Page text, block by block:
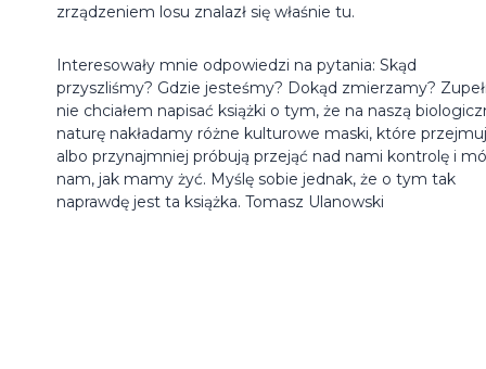
zrządzeniem losu znalazł się właśnie tu.
Interesowały mnie odpowiedzi na pytania: Skąd
przyszliśmy? Gdzie jesteśmy? Dokąd zmierzamy?
nie chciałem napisać książki o tym, że na naszą
naturę nakładamy różne kulturowe maski, które
albo przynajmniej próbują przejąć nad nami kontrolę i
nam, jak mamy żyć. Myślę sobie jednak, że o tym tak
naprawdę jest ta książka. Tomasz Ulanowski